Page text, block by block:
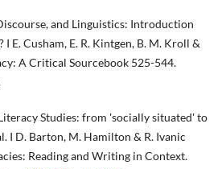
and Linguistics: Introduction
I E. Cusham, E. R. Kintgen, B. M. Kroll &
A Critical Sourcebook 525-544.
Literacy Studies: from 'socially situated' to
I D. Barton, M. Hamilton & R. Ivanic
Reading and Writing in Context.